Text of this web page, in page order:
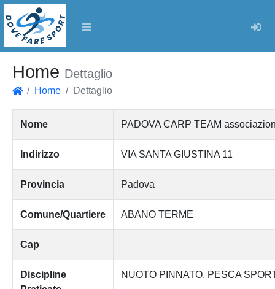
Home Dettaglio
Home Dettaglio
Nome PADOVA CARP TEAM
Indirizzo VIA SANTA GIUSTINA 11
Provincia Padova
Comune/Quartiere ABANO TERME
Cap
Discipline
NUOTO PINNATO PESCA